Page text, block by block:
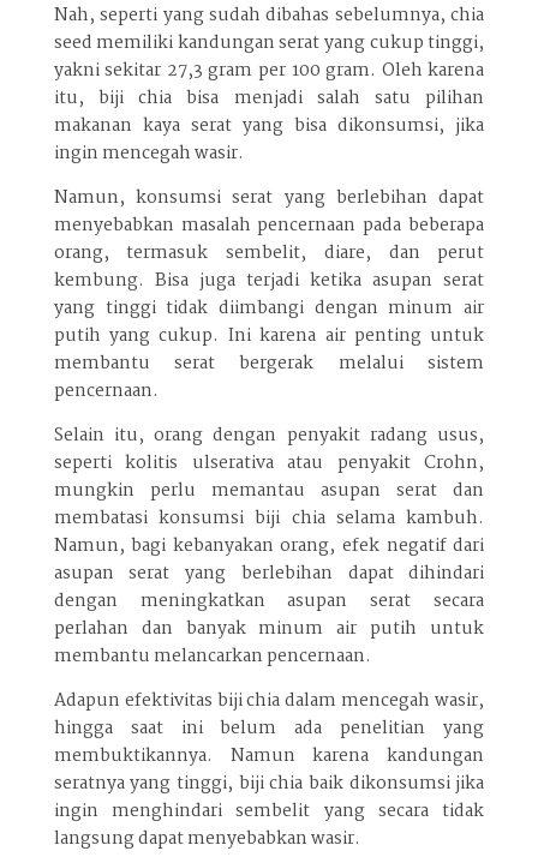
Nah, seperti yang sudah dibahas sebelumnya, chia
seed memiliki kandungan serat yang cukup tinggi,
yakni sekitar 27,3 gram per 100 gram. Oleh karena
itu, biji chia bisa menjadi salah satu pilihan
makanan kaya serat yang bisa dikonsumsi, jika
ingin mencegah wasir.
Namun, konsumsi serat yang berlebihan dapat
menyebabkan masalah pencernaan pada beberapa
orang, termasuk sembelit, diare, dan perut
kembung. Bisa juga terjadi ketika asupan serat
yang tinggi tidak diimbangi dengan minum air
putih yang cukup. Ini karena air penting untuk
membantu serat bergerak melalui sistem
pencernaan.
Selain itu, orang dengan penyakit radang usus,
seperti kolitis ulserativa atau penyakit Crohn,
mungkin perlu memantau asupan serat dan
membatasi konsumsi biji chia selama kambuh.
Namun, bagi kebanyakan orang, efek negatif dari
asupan serat yang berlebihan dapat dihindari
dengan meningkatkan asupan serat secara
perlahan dan banyak minum air putih untuk
membantu melancarkan pencernaan.
Adapun efektivitas biji chia dalam mencegah wasir,
hingga saat ini belum ada penelitian yang
membuktikannya. Namun karena kandungan
seratnya yang tinggi, biji chia baik dikonsumsi jika
ingin menghindari sembelit yang secara tidak
langsung dapat menyebabkan wasir.